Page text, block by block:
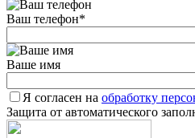
Ваш телефон*
Ваше имя
Я согласен на обработку
Защита от автоматического